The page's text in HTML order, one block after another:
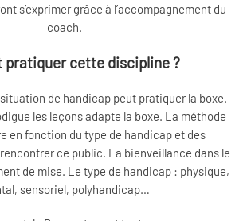
s’exprimer grâce à l’accompagnement du
coach.
pratiquer cette discipline ?
de handicap peut pratiquer la boxe.
les leçons adapte la boxe. La méthode
en fonction du type de handicap et des
ce public. La bienveillance dans le
de mise. Le type de handicap : physique,
sensoriel, polyhandicap…